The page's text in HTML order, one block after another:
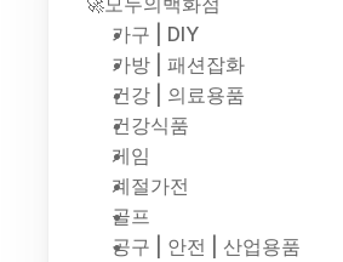
가구 | DIY
가방 | 패션잡화
건강 | 의료용품
건강식품
게임
계절가전
골프
공구 | 안전 | 산업용품